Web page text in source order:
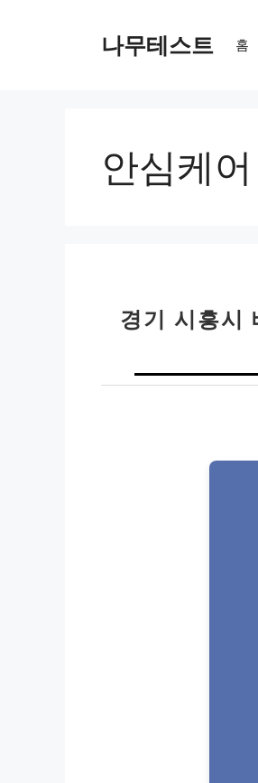
나무테스트 홈
안심케어
경기 시흥시